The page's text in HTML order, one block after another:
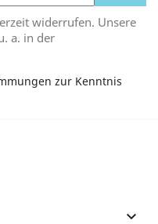
widerrufen. Unsere
a. in der
zur Kenntnis
